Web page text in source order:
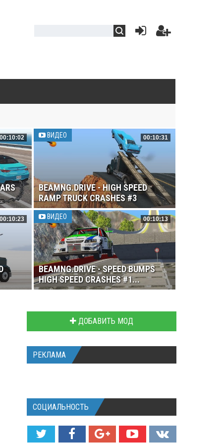
00:10:02 ВИДЕО 00:10:31
BEAMNG.DRIVE - HIGH SPEED
RAMP TRUCK CRASHES #3
00:10:23 ВИДЕО 00:10:13
BEAMNG.DRIVE - SPEED BUMPS
HIGH SPEED CRASHES #1...
ДОБАВИТЬ МОД
РЕКЛАМА
СОЦИАЛЬНОСТЬ